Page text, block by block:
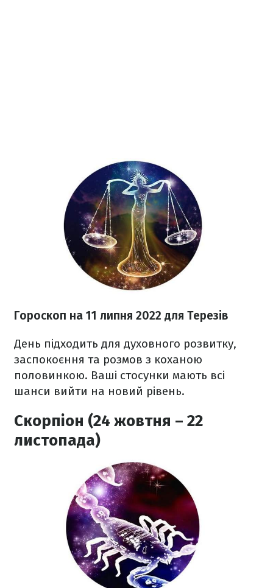
Гороскоп на 11 липня 2022 для Терезів
День підходить для духовного розвитку,
заспокоєння та розмов з коханою
половинкою. Ваші стосунки мають всі
шанси вийти на новий рівень.
Скорпіон (24 жовтня – 22
листопада)